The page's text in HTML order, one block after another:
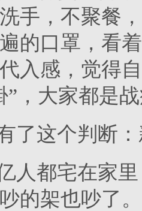
手，不聚餐
的口罩，看
入感，觉得
”，大家都是
了这个判断
人都宅在家
的架也吵了